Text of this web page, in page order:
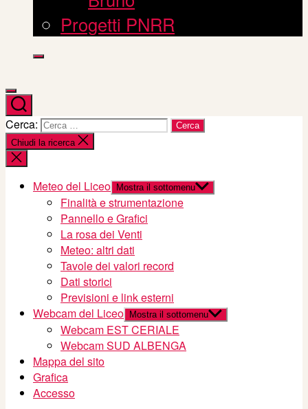
Progetti PNRR
Cerca:
Chiudi la ricerca
Meteo del Liceo Mostra il sottomenu
Finalità e strumentazione
Pannello e Grafici
La rosa dei Venti
Meteo: altri dati
Tavole dei valori record
Dati storici
Previsioni e link esterni
Webcam del Liceo
Mostra il sottomenu
Webcam EST CERIALE
Webcam SUD ALBENGA
Mappa del sito
Grafica
Accesso